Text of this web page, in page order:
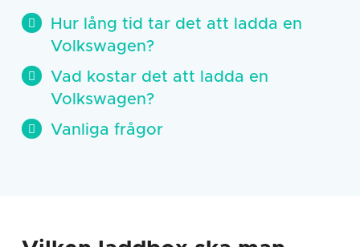
Hur lång tid tar det att ladda en
Volkswagen?
Vad kostar det att ladda en
Volkswagen?
Vanliga frågor